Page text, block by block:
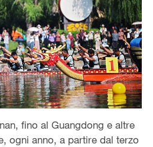
fino al Guangdong e altre
ogni anno, a partire dal terzo